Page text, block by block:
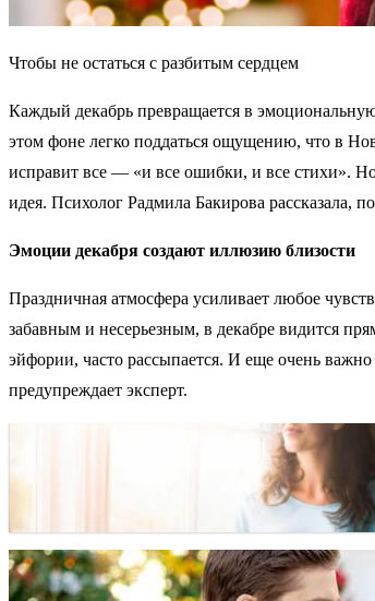
Чтобы не остаться с разбитым сердцем
Каждый декабрь превращается в
этом фоне легко поддаться ощущению, что в
исправит все — «и все ошибки, и все стихи».
идея. Психолог Радмила Бакирова рассказала,
Эмоции декабря создают иллюзию близости
Праздничная атмосфера усиливает любое
забавным и несерьезным, в декабре видится
эйфории, часто рассыпается. И еще очень
предупреждает эксперт.